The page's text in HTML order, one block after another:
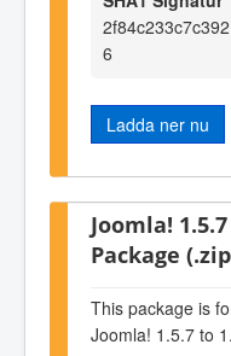
6
Ladda ner nu
Joomla!
Package
This package is
Joomla! 1.5.7 to